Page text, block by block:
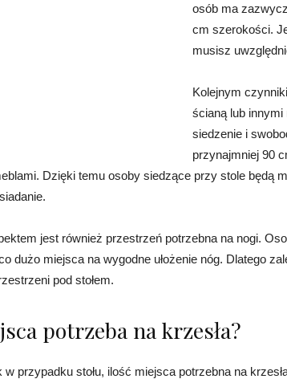
osób ma
cm szerokości.
musisz
Kolejnym
ścianą lub
siedzenie i
przynajmniej 90
Dzięki temu osoby siedzące przy stole będą
jest również przestrzeń potrzebna na nogi.
dużo miejsca na wygodne ułożenie nóg. Dlatego
pod stołem.
potrzeba na krzesła?
w przypadku stołu, ilość miejsca potrzebna na